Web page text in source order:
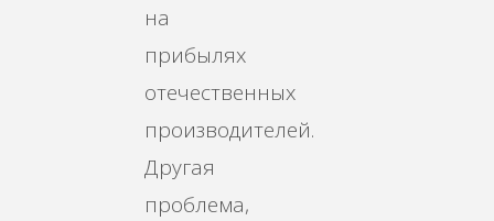
на
прибылях
отечественных
производителей.
Другая
проблема,